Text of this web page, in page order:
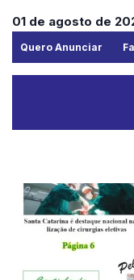
01 de agosto de
Quero Anunciar